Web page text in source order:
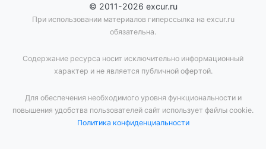
© 2011-2026 excur.ru
При использовании материалов гиперссылка на excur.ru
обязательна.
Содержание ресурса носит исключительно информационный
характер и не является публичной офертой.
Для обеспечения необходимого уровня функциональности и
повышения удобства пользователей сайт использует файлы cookie.
Политика конфиденциальности